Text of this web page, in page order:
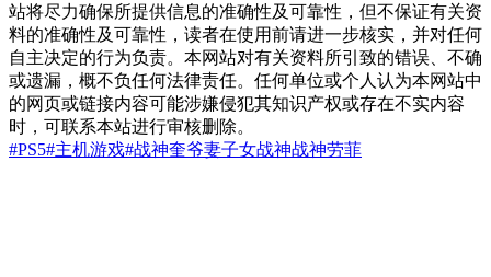
站将尽力确保所提供信息的准确性及可靠性，但不保证有关资
料的准确性及可靠性，读者在使用前请进一步核实，并对任何
自主决定的行为负责。本网站对有关资料所引致的错误、不确
或遗漏，概不负任何法律责任。任何单位或个人认为本网站中
的网页或链接内容可能涉嫌侵犯其知识产权或存在不实内容
时，可联系本站进行审核删除。
#PS5#主机游戏#战神奎爷妻子女战神战神劳菲